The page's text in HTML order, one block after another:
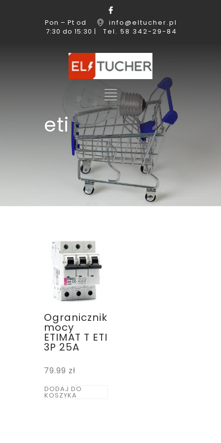
info@eltucher.pl
Tel. 58 342-29-84
Pon – Pt od
7:30 do 15:30 |
eti
Ogranicznik
mocy
ETIMAT T ETI
3P 25A
79.99 zł
DODAJ DO
KOSZYKA